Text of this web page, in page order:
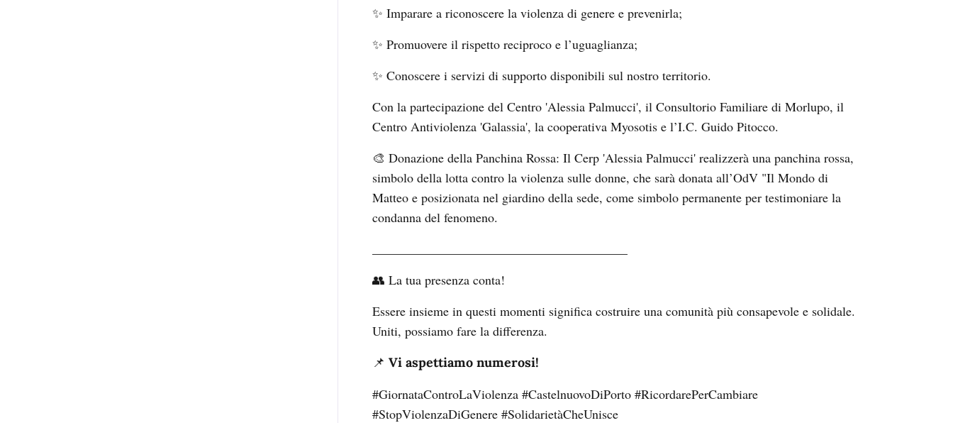
✨ Imparare a riconoscere la violenza di genere e prevenirla;
✨ Promuovere il rispetto reciproco e l’uguaglianza;
✨ Conoscere i servizi di supporto disponibili sul nostro territorio.
Con la partecipazione del Centro 'Alessia Palmucci', il Consultorio Familiare di Morlupo, il
Centro Antiviolenza 'Galassia', la cooperativa Myosotis e l’I.C. Guido Pitocco.
🎨 Donazione della Panchina Rossa: Il Cerp 'Alessia Palmucci' realizzerà una panchina rossa,
simbolo della lotta contro la violenza sulle donne, che sarà donata all’OdV "Il Mondo di
Matteo e posizionata nel giardino della sede, come simbolo permanente per testimoniare la
condanna del fenomeno.
👥 La tua presenza conta!
Essere insieme in questi momenti significa costruire una comunità più consapevole e solidale.
Uniti, possiamo fare la differenza.
📌 Vi aspettiamo numerosi!
#GiornataControLaViolenza #CastelnuovoDiPorto #RicordarePerCambiare
#StopViolenzaDiGenere #SolidarietàCheUnisce